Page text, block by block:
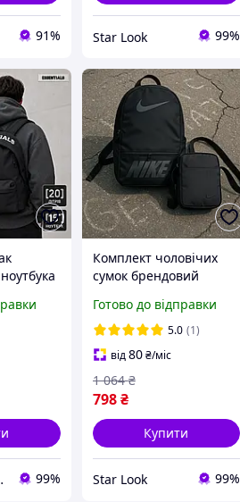
91% Star Look 99%
Fog
99%
Комплект чоловічих
сумок брендовий
гарної якості і зручна
чорна вулична
барсетка найк для
чоловіків
Готово до відправки
5.0 (1)
від80 ₴/міс
798 ₴
1 064 ₴
Купити
Star Look 99%